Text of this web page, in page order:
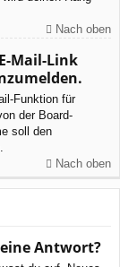
Nach oben
Mail-Link
Funktion für
der Board-
soll den
Nach oben
Antwort?